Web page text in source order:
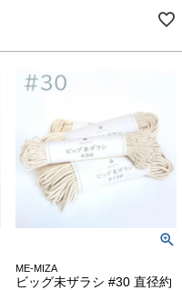
ME-MIZA
ビッグ未ザラシ #30 直径約